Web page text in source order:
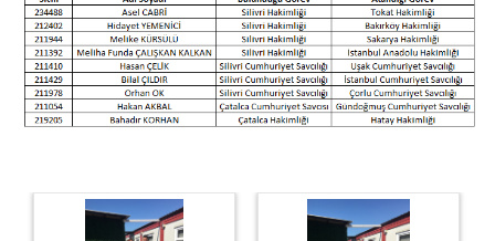
BAŞSAVCILIK
Cumhuriyet Başsavcısı
Cumhuriyet Başsavcı Vekilleri
Savcılık Bürolar
KOMİSYON
Adalet Komisyonu Başkanı